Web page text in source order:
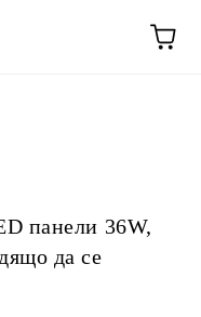
панели 36W,
да се